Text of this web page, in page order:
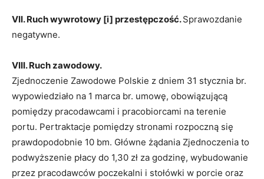
VII. Ruch wywrotowy [i] przestępczość.Sprawozdanie
negatywne.
VIII. Ruch zawodowy.
Zjednoczenie Zawodowe Polskie z dniem 31 stycznia br.
wypowiedziało na 1 marca br. umowę, obowiązującą
pomiędzy pracodawcami i pracobiorcami na terenie
portu. Pertraktacje pomiędzy stronami rozpoczną się
praw­dopodobnie 10 bm. Główne żądania Zjednoczenia to
podwyższenie płacy do 1,30 zł za godzinę, wybudowanie
przez pracodawców poczekalni i stołówki w porcie oraz